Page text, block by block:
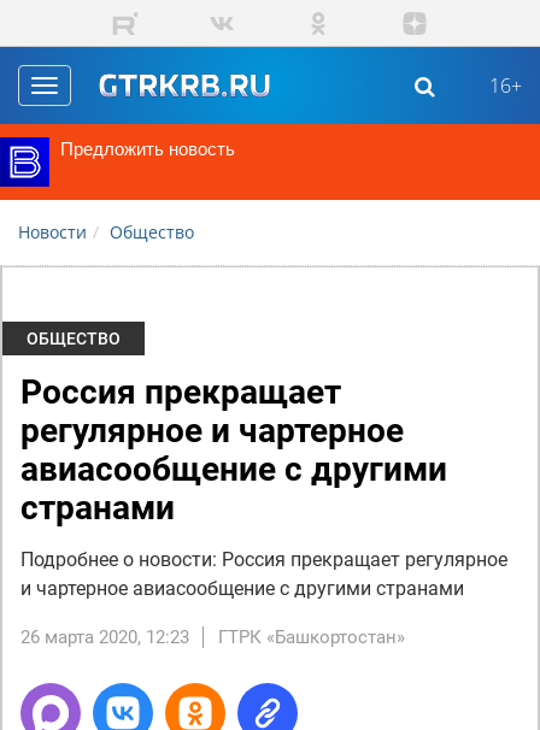
Перейти к основному содержанию
Toggle
navigation
16+
Предложить новость
Новости Общество
ОБЩЕСТВО
Россия прекращает
регулярное и чартерное
авиасообщение с другими
странами
Подробнее о новости: Россия прекращает регулярное
и чартерное авиасообщение с другими странами
26 марта 2020, 12:23 ГТРК «Башкортостан»